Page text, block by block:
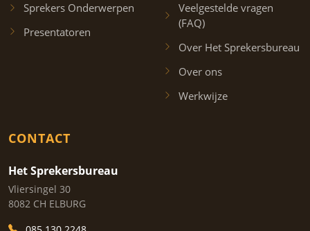
Sprekers Onderwerpen
Presentatoren
Veelgestelde vragen
(FAQ)
Over Het Sprekersbureau
Over ons
Werkwijze
CONTACT
Het Sprekersbureau
Vliersingel 30
8082 CH ELBURG